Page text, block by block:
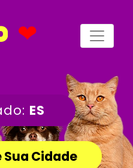
❤
ES
Sua Cidade